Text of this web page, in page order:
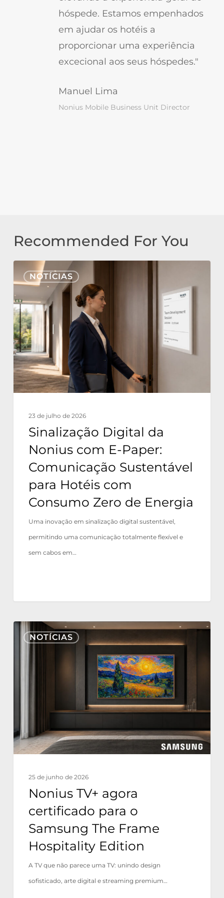
hóspede. Estamos empenhados
em ajudar os hotéis a
proporcionar uma experiência
excecional aos seus hóspedes."
Manuel Lima
Nonius Mobile Business Unit Director
Recommended For You
NOTÍCIAS
Sinalização
Digital
da
Nonius
com
E-
Paper:
Comunicação
Sustentável
com
Consumo
Zero
Energia
23 de julho de 2026
Sinalização Digital da
Nonius com E-Paper:
Comunicação Sustentável
para Hotéis com
Consumo Zero de Energia
Uma inovação em sinalização digital sustentável,
permitindo uma comunicação totalmente flexível e
sem cabos em…
NOTÍCIAS
Nonius
TV+
Samsung
The
Frame
25 de junho de 2026
Nonius TV+ agora
certificado para o
Samsung The Frame
Hospitality Edition
A TV que não parece uma TV: unindo design
sofisticado, arte digital e streaming premium…